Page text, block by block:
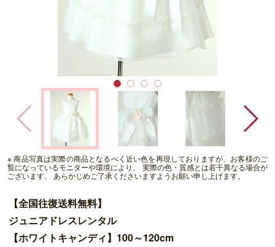
※ 商品写真は実際の商品となるべく近い色を再現しておりますが、お客様のご
覧になっているモニターや環境により、 実際の色・質感とは若干異なる場合が
ございます。 あらかじめご了承くださいますようお願い申し上げます。
【全国往復送料無料】
ジュニアドレスレンタル
【ホワイトキャンディ】100～120cm